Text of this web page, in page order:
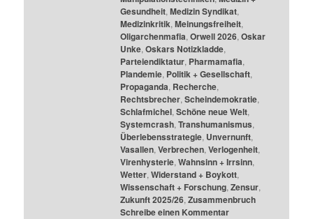
Gesundheit, Medizin Syndikat,
Medizinkritik, Meinungsfreiheit,
Oligarchenmafia, Orwell 2026, Oskar
Unke, Oskars Notizkladde,
Parteiendiktatur, Pharmamafia,
Plandemie, Politik + Gesellschaft,
Propaganda, Recherche,
Rechtsbrecher, Scheindemokratie,
Schlafmichel, Schöne neue Welt,
Systemcrash, Transhumanismus,
Überlebensstrategie, Unvernunft,
Vasallen, Verbrechen, Verlogenheit,
Virenhysterie, Wahnsinn + Irrsinn,
Wetter, Widerstand + Boykott,
Wissenschaft + Forschung, Zensur,
Zukunft 2025/26, Zusammenbruch
Schreibe einen Kommentar